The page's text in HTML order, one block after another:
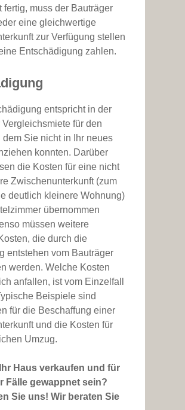
fertig, muss der Bauträger
eine gleichwertige
zur Verfügung stellen
Entschädigung zahlen.
entspricht in der
für den
dem Sie nicht in Ihr neues
konnten. Darüber
die Kosten für eine nicht
Zwischenunterkunft (zum
deutlich kleinere Wohnung)
übernommen
müssen weitere
die durch die
entstehen vom Bauträger
werden. Welche Kosten
anfallen, ist vom Einzelfall
Beispiele sind
für die Beschaffung einer
und die Kosten für
Umzug.
Haus verkaufen und für
Fälle gewappnet sein?
Sie uns! Wir beraten Sie